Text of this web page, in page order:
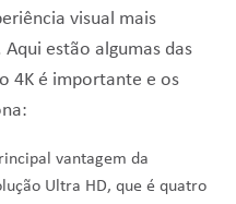
visual mais
estão algumas das
4K é importante e os
vantagem da
Ultra HD, que é quatro